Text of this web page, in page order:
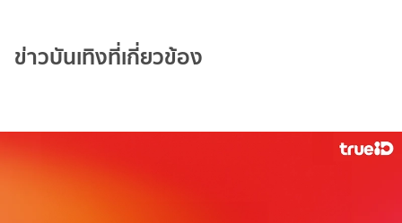
ข่าวบันเทิงที่เกี่ยวข้อง